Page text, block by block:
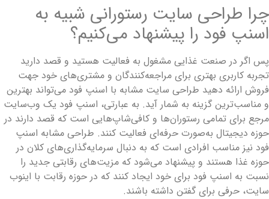
چرا طراحی سایت رستورانی شبیه به
اسنپ فود را پیشنهاد می‌کنیم؟
پس اگر در صنعت غذایی مشغول به فعالیت هستید و قصد دارید
تجربه کاربری بهتری برای مراجعه‌کنندگان و مشتری‌های خود جهت
فروش ارائه دهید طراحی سایت مشابه با اسنپ فود می‌تواند بهترین
و مناسب‌ترین گزینه به شمار آید. به عبارتی، اسنپ فود یک وب‌سایت
مرجع برای تمامی رستوران‌ها و کافی‌شاپ‌هایی است که قصد دارند در
حوزه دیجیتال به‌صورت حرفه‌ای فعالیت کنند. طراحی مشابه اسنپ
فود نیز مناسب افرادی است که به دنبال سرمایه‌گذاری‌های کلان در
حوزه غذا هستند و پیشنهاد می‌شود که مزیت‌های رقابتی جدید را
نسبت به اسنپ فود برای خود ایجاد کنند که در حوزه رقابت با اینوب
سایت، حرفی برای گفتن داشته باشند.